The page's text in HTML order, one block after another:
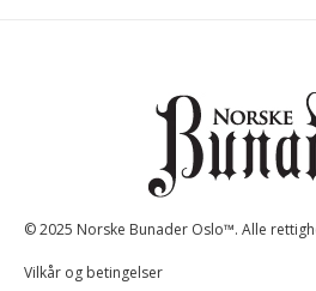
© 2025 Norske Bunader Oslo™. Alle
Vilkår og betingelser